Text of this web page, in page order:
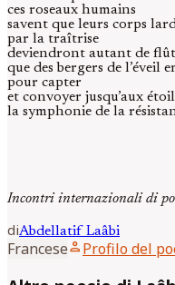
ces roseaux humains
savent que leurs corps
par la traîtrise
deviendront autant de
que des bergers de l’éveil
pour capter
et convoyer jusqu’aux
la symphonie de la
Incontri internazionali di
diAbdellatif Laâbi
Franceseperson Profilo del